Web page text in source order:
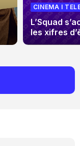
CINEMA I
L’Squad
les xifres